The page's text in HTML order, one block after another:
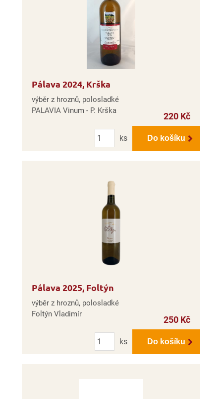
Pálava 2024, Krška
výběr z hroznů, polosladké
PALAVIA Vinum - P. Krška
220 Kč
Počet
ks
Do košíku
Pálava 2025, Foltýn
výběr z hroznů, polosladké
Foltýn Vladimír
250 Kč
Počet
ks
Do košíku